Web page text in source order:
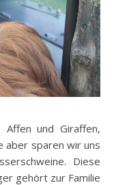
und Giraffen,
aber sparen wir uns
Diese
gehört zur Familie